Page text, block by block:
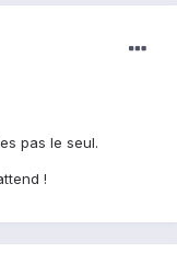
pas le seul.
!